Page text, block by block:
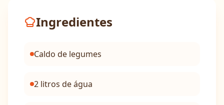
Ingredientes
Caldo de legumes
2 litros de água